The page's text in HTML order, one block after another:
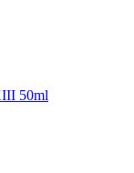
50ml